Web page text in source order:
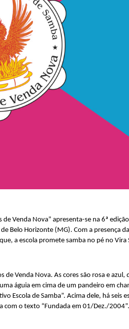
Venda Nova” apresenta-se na 6ª
Belo Horizonte (MG). Com a presença
a escola promete samba no pé no Vira
de Venda Nova. As cores são rosa e azul,
águia em cima de um pandeiro em
Escola de Samba”. Acima dele, há seis
com o texto “Fundada em 01/Dez./2004”.